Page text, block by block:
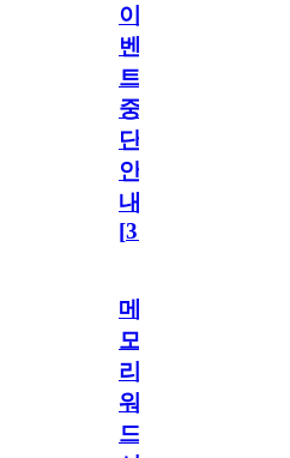
이
벤
트
중
단
안
내
[31
메
모
리
워
드